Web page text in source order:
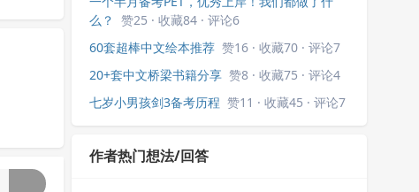
么？ 赞25 · 收藏84 · 评论6
60套超棒中文绘本推荐 赞16 · 收藏70 · 评论7
20+套中文桥梁书籍分享 赞8 · 收藏75 · 评论4
七岁小男孩剑3备考历程 赞11 · 收藏45 · 评论7
作者热门想法/回答